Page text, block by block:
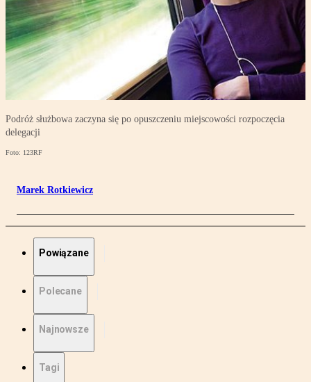
Podróż służbowa zaczyna się po opuszczeniu miejscowości rozpoczęcia
delegacji
Foto: 123RF
Marek Rotkiewicz
Powiązane
Polecane
Najnowsze
Tagi